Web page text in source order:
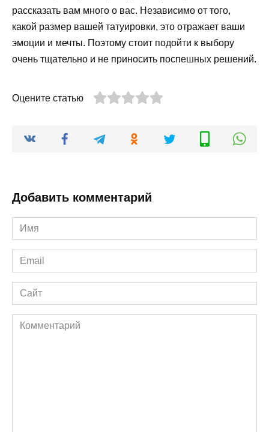
рассказать вам много о вас. Независимо от того,
какой размер вашей татуировки, это отражает ваши
эмоции и мечты. Поэтому стоит подойти к выбору
очень тщательно и не приносить поспешных решений.
Оцените статью
Добавить комментарий
Имя
*
Email
*
Сайт
Комментарий